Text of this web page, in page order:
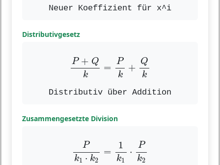
Neuer Koeffizient für x^i
Distributivgesetz
P + Q
k
=
P
k
+
Q
k
P Qk k+
Distributiv über Addition
Zusammengesetzte Division
P
k1 ⋅ k2
=
1
k1
⋅
P
k2
1⋅ 1k Pk